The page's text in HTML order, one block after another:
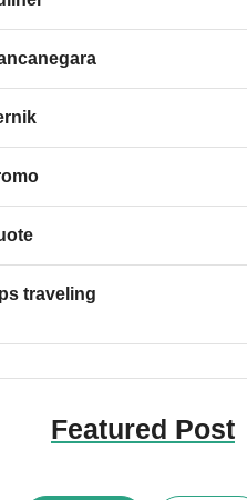
traveling
Featured Post